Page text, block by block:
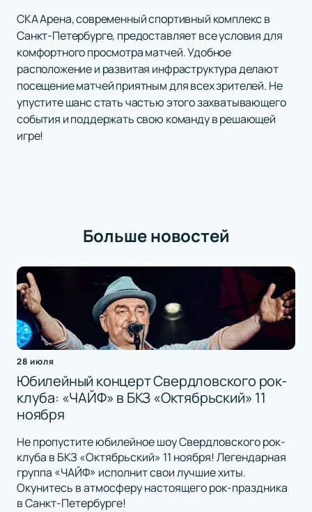
СКА Арена, современный спортивный комплекс в
Санкт-Петербурге, предоставляет все условия для
комфортного просмотра матчей. Удобное
расположение и развитая инфраструктура делают
посещение матчей приятным для всех зрителей. Не
упустите шанс стать частью этого захватывающего
события и поддержать свою команду в решающей
игре!
Больше новостей
28 июля
Юбилейный концерт Свердловского рок-
клуба: «ЧАЙФ» в БКЗ «Октябрьский» 11
ноября
Не пропустите юбилейное шоу Свердловского рок-
клуба в БКЗ «Октябрьский» 11 ноября! Легендарная
группа «ЧАЙФ» исполнит свои лучшие хиты.
Окунитесь в атмосферу настоящего рок-праздника
в Санкт-Петербурге!